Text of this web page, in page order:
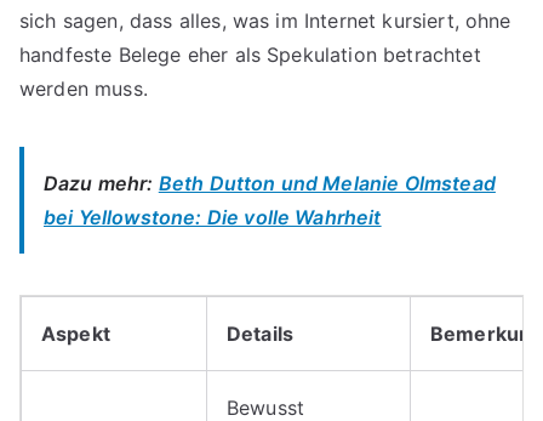
sich sagen, dass alles, was im Internet kursiert, ohne
handfeste Belege eher als Spekulation betrachtet
werden muss.
Dazu mehr: Beth Dutton und Melanie Olmstead
bei Yellowstone: Die volle Wahrheit
Aspekt Details
Bewusst